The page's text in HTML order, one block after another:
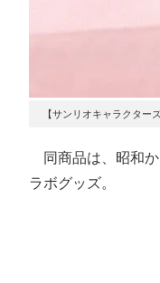
【サンリオキャラクター
同商品は、昭和か
ラボグッズ。